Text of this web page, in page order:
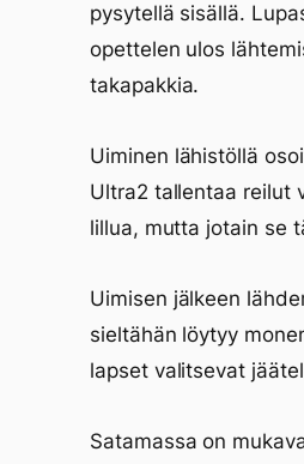
pysytellä sisällä.
opettelen ulos
takapakkia.
Uiminen lähistöllä
Ultra2 tallentaa reilut
lillua, mutta jotain se
Uimisen jälkeen
sieltähän löytyy
lapset valitsevat
Satamassa on